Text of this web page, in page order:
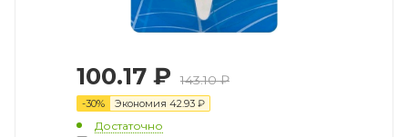
100.17 ₽ 143.10₽
-30% Экономия 42.93 ₽
Достаточно